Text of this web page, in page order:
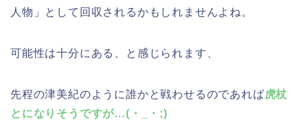
人物」として回収されるかもしれませんよね。
可能性は十分にある、と感じられます、
先程の津美紀のように誰かと戦わせるのであれば虎杖
とになりそうですが…(・_・;)